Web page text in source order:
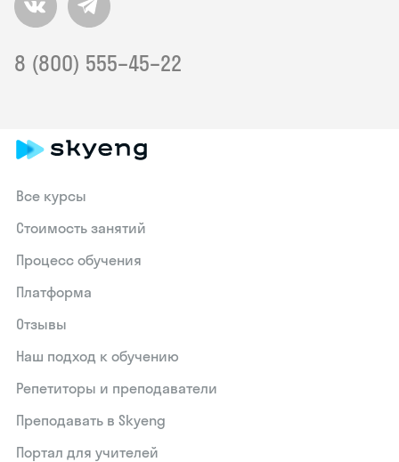
8 (800) 555–45–22
Все курсы
Стоимость занятий
Процесс обучения
Платформа
Отзывы
Наш подход к обучению
Репетиторы и преподаватели
Преподавать в Skyeng
Портал для учителей